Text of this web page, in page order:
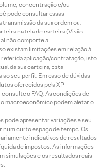
concentração e/ou
pode consultar essas
da sua ordem ou,
na tela de carteira (Visão
não comporte a
existam limitações em relação à
referida aplicação/contratação, isto
da sua carteira, esta
seu perfil. Em caso de dúvidas
oferecidos pela XP
o FAQ. As condições de
macroeconômico podem afetar o
pode apresentar variações e seu
num curto espaço de tempo. Os
indicativos de resultados
de impostos. As informações
simulações e os resultados reais